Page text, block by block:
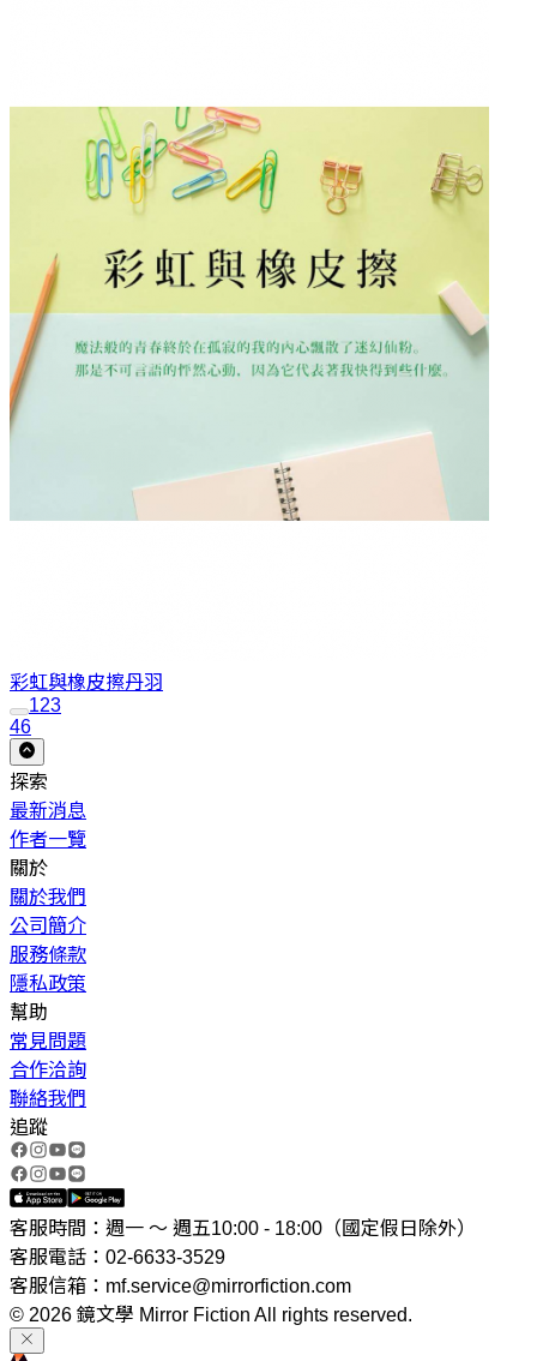
彩虹與橡皮擦丹羽
123
46
探索
最新消息
作者一覽
關於
關於我們
公司簡介
服務條款
隱私政策
幫助
常見問題
合作洽詢
聯絡我們
追蹤
客服時間：週一 ～ 週五10:00 - 18:00（國定假日除外）
客服電話：02-6633-3529
客服信箱：mf.service@mirrorfiction.com
© 2026 鏡文學 Mirror Fiction All rights reserved.